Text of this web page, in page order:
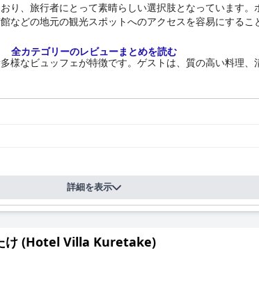
り、旅行者にとって素晴らしい選択肢となっています
などの地元の観光スポットへのアクセスを容易にする
様なビュッフェが特徴です。ゲストは、質の高い料理
ものの、部屋の清潔さと広さも強調されています。手
に、ホテルは部屋からロビーやダイニングスペースなど
意識、そして親切さで一貫して賞賛されています。ゲ
、歓迎的でスムーズな体験に貢献しています。
、概ね満足できるものでした。USB電源や加湿器など
ます。
くのゲストが快適な睡眠を楽しんでいます。ただし、
の配置は、ホテルの快適さをさらに高めています。
り、予算を重視する旅行者にとって堅実な選択肢とな
分に提供しており、浜松を訪れるすべての人にとって推
全カテゴリーのレビューまとめを読む
詳細を表示
け (Hotel Villa Kuretake)